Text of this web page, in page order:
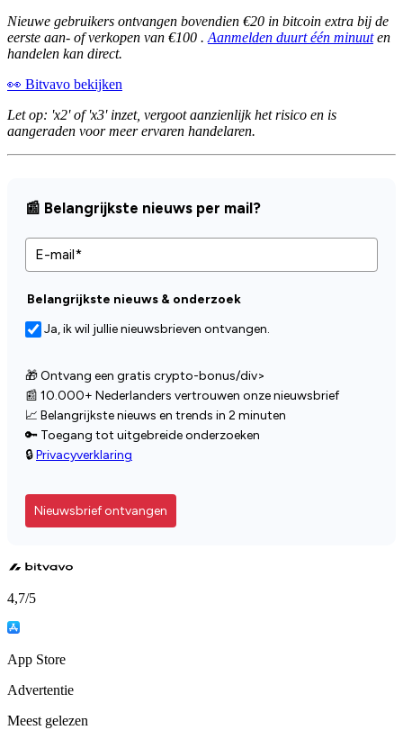
Nieuwe gebruikers ontvangen bovendien €20 in bitcoin extra bij de
eerste aan- of verkopen van €100 . Aanmelden duurt één minuuten
handelen kan direct.
👀 Bitvavo bekijken
Let op: 'x2' of 'x3' inzet, vergoot aanzienlijk het risico en is
aangeraden voor meer ervaren handelaren.
📰 Belangrijkste nieuws per mail?
Belangrijkste nieuws & onderzoek
Ja, ik wil jullie nieuwsbrieven ontvangen.
🎁 Ontvang een gratis crypto-bonus/div>
📰 10.000+ Nederlanders vertrouwen onze nieuwsbrief
📈 Belangrijkste nieuws en trends in 2 minuten
🔑 Toegang tot uitgebreide onderzoeken
🔒Privacyverklaring
Nieuwsbrief ontvangen
4,7/5
App Store
Advertentie
Meest gelezen